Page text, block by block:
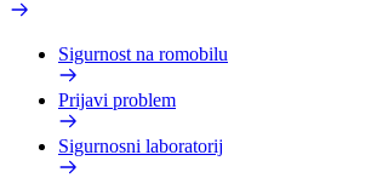
Sigurnost na romobilu
Prijavi problem
Sigurnosni laboratorij